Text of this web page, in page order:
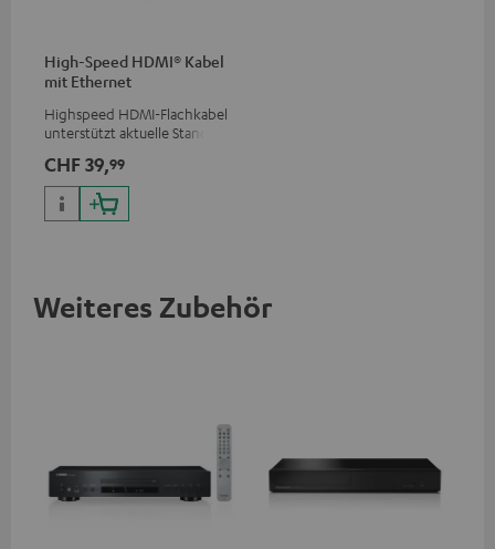
High-Speed HDMI® Kabel
mit Ethernet
Highspeed HDMI-Flachkabel
unterstützt aktuelle Standards
CHF 39,99
Weiteres Zubehör